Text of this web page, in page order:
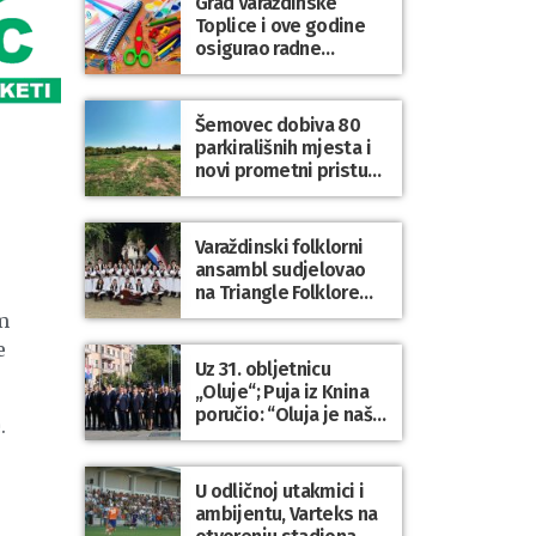
Bartolovečki
Toplice i ove godine
osigurao radne
bilježnice i dodatni
obrazovni materijal za
sve osnovnoškolce
Šemovec dobiva 80
parkirališnih mjesta i
novi prometni pristup
groblju
Varaždinski folklorni
ansambl sudjelovao
na Triangle Folklore
Festivalu u Danskoj
Uz 31. obljetnicu
„Oluje“; Puja iz Knina
poručio: “Oluja je naša
najveća pobjeda,
simbol slobode i
zajedništva!”
U odličnoj utakmici i
ambijentu, Varteks na